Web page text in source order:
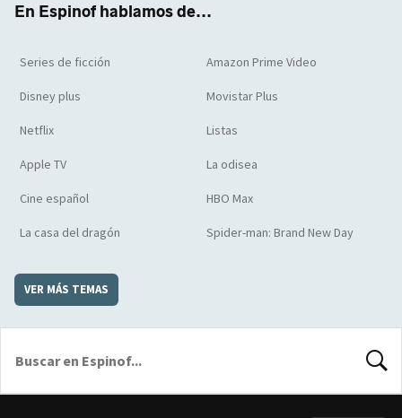
En Espinof hablamos de...
Series de ficción Amazon Prime Video
Disney plus Movistar Plus
Netflix Listas
Apple TV La odisea
Cine español HBO Max
La casa del dragón Spider-man: Brand New Day
VER MÁS TEMAS